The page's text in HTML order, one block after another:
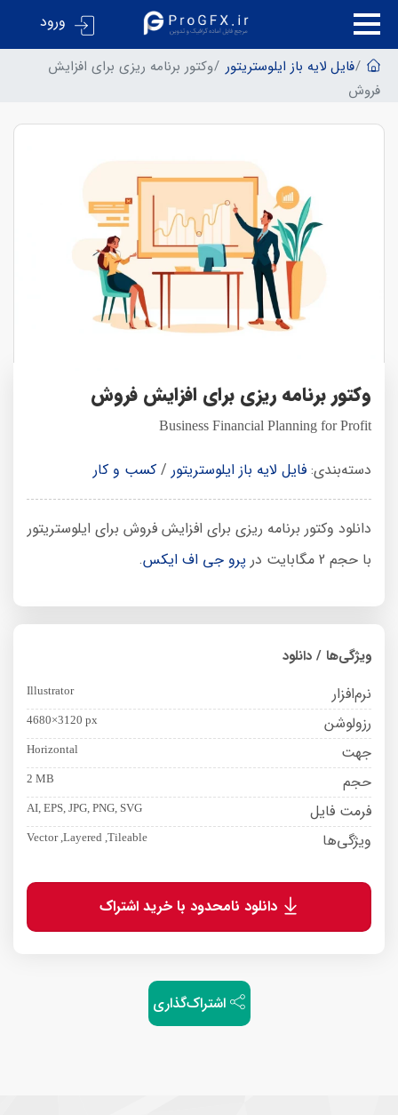
ورود
فایل لایه باز ایلوستریتور وکتور برنامه ریزی برای افزایش
فروش
وکتور برنامه ریزی برای افزایش فروش
Business Financial Planning for Profit
دسته‌بندی: فایل لایه باز ایلوستریتور / کسب و کار
دانلود وکتور برنامه ریزی برای افزایش فروش برای ایلوستریتور
با حجم 2 مگابایت در
پرو جی اف ایکس.
ویژگی‌ها / دانلود
نرم‌افزار Illustrator
رزولوشن 4680×3120 px
جهت Horizontal
حجم 2 MB
فرمت فایل AI, EPS, JPG, PNG, SVG
ویژگی‌ها Vector ,Layered ,Tileable
دانلود نامحدود با خرید اشتراک
اشتراک‌گذاری